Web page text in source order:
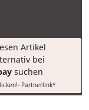
Artikel
bei
suchen
Partnerlink*